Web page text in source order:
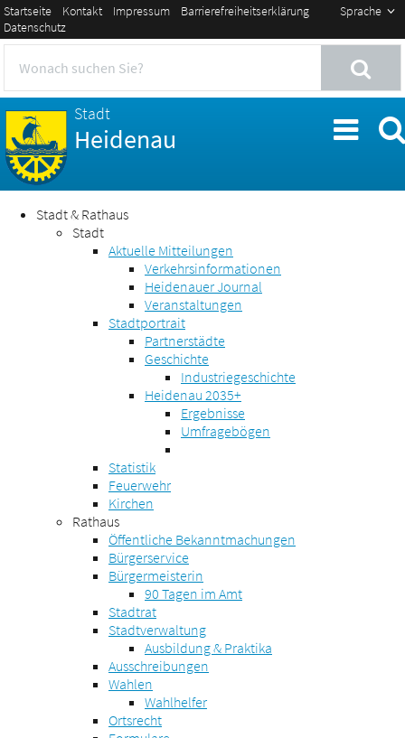
Sprache
Startseite Kontakt Impressum
Barrierefreiheitserklärung
Datenschutz
Stadt
Heidenau
Stadt & Rathaus
Stadt
Aktuelle Mitteilungen
Verkehrsinformationen
Heidenauer Journal
Veranstaltungen
Stadtportrait
Partnerstädte
Geschichte
Industriegeschichte
Heidenau 2035+
Ergebnisse
Umfragebögen
Statistik
Feuerwehr
Kirchen
Rathaus
Öffentliche Bekanntmachungen
Bürgerservice
Bürgermeisterin
90 Tagen im Amt
Stadtrat
Stadtverwaltung
Ausbildung & Praktika
Ausschreibungen
Wahlen
Wahlhelfer
Ortsrecht